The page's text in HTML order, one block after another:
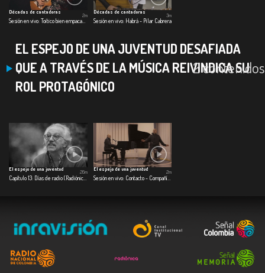
Décadas de cantadoras
2m
Décadas de cantadoras
Sesión en vivo: Habrá - Pilar Cabrera
3m
EL ESPEJO DE UNA JUVENTUD DESAFIADA
QUE A TRAVÉS DE LA MÚSICA REIVINDICA SU
ROL PROTAGÓNICO
2 contenidos
El espejo de una juventud
26m
El espejo de una juventud
Sesión en vivo: Contacto - Compañía Ilimitada
2m